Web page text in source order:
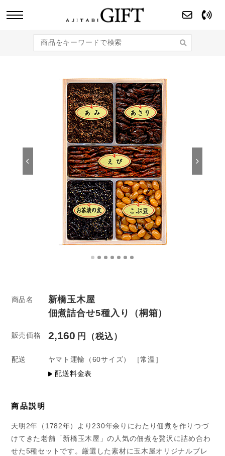
のギフト商品をご提案します。
商品名
新橋玉木屋
佃煮詰合せ5種入り（桐箱）
販売価格 2,160
配送 ヤマト運輸 （60サイズ）
［常温］
配送料金表
商品説明
天明2年（1782年）より230年余りにわたり佃煮を作りつづ
けてきた老舗「新橋玉木屋」の人気の佃煮を贅沢に詰め合わ
せた5種セットです。厳選した素材に玉木屋オリジナルブレ